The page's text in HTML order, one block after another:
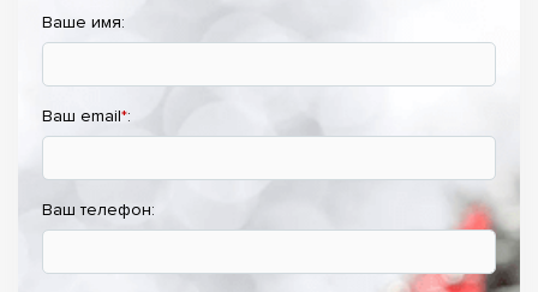
Ваше имя:
Ваш email*:
Ваш телефон: